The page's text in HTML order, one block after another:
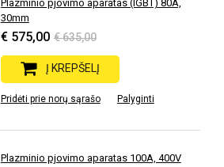
Plazminio pjovimo aparatas (IGBT) 80A,
30mm
€ 575,00 € 635,00
Į KREPŠELĮ
Pridėti prie norų sąrašo Palyginti
Plazminio pjovimo aparatas 100A, 400V